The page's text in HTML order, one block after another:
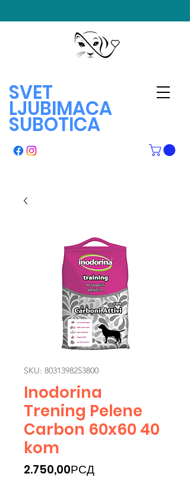
SVET
LJUBIMACA
SUBOTICA
SKU: 8031398253800
Inodorina
Trening Pelene
Carbon 60x60 40
kom
2.750,00РСДPrice